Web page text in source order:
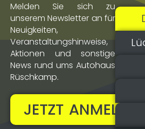
Melden Sie sich zu
unserem Newsletter an für
Neuigkeiten,
Veranstaltungs­hinweise,
Aktionen und sonstige
News rund ums Autohaus
Rüschkamp.
JETZT ANMELDEN!